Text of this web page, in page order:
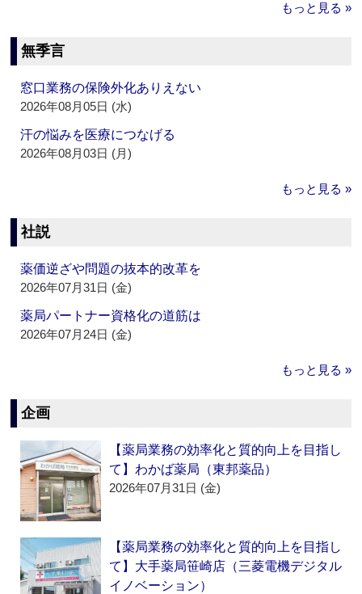
もっと見る »
無季言
窓口業務の保険外化ありえない
2026年08月05日 (水)
汗の悩みを医療につなげる
2026年08月03日 (月)
もっと見る »
社説
薬価逆ざや問題の抜本的改革を
2026年07月31日 (金)
薬局パートナー資格化の道筋は
2026年07月24日 (金)
もっと見る »
企画
【薬局業務の効率化と質的向上を目指し
て】わかば薬局（東邦薬品）
2026年07月31日 (金)
【薬局業務の効率化と質的向上を目指し
て】大手薬局笹崎店（三菱電機デジタル
イノベーション）